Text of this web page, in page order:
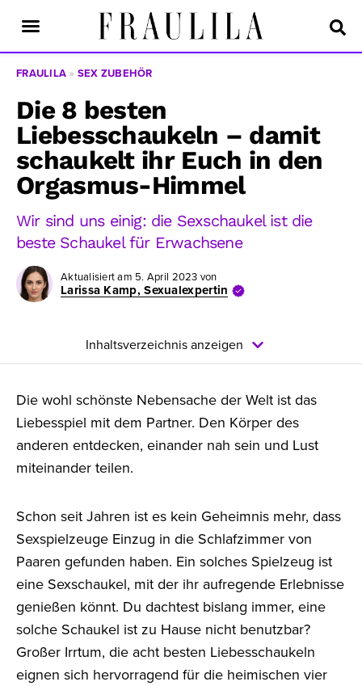
FRAULILA » SEX ZUBEHÖR
Die 8 besten
Liebesschaukeln – damit
schaukelt ihr Euch in den
Orgasmus-Himmel
Wir sind uns einig: die Sexschaukel ist die
beste Schaukel für Erwachsene
Aktualisiert am 5. April 2023 von
Larissa Kamp, Sexualexpertin
Inhaltsverzeichnis anzeigen
Die wohl schönste Nebensache der Welt ist das
Liebesspiel mit dem Partner. Den Körper des
anderen entdecken, einander nah sein und Lust
miteinander teilen.
Schon seit Jahren ist es kein Geheimnis mehr, dass
Sexspielzeuge Einzug in die Schlafzimmer von
Paaren gefunden haben. Ein solches Spielzeug ist
eine Sexschaukel, mit der ihr aufregende Erlebnisse
genießen könnt. Du dachtest bislang immer, eine
solche Schaukel ist zu Hause nicht benutzbar?
Großer Irrtum, die acht besten Liebesschaukeln
eignen sich hervorragend für die heimischen vier